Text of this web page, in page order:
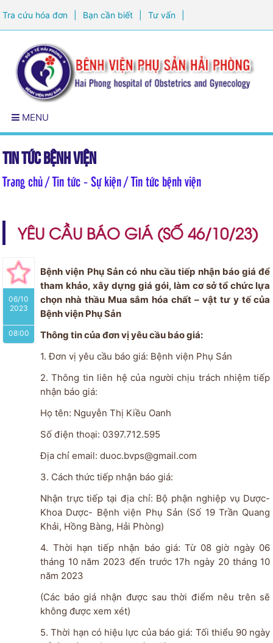
Tra cứu hóa đơn Bạn cần biết Tư vấn
Đăng ký khám sức khỏe
MENU
Tin tức bệnh viện
Trang chủ/ Tin tức - Sự kiện / Tin tức bệnh viện
YÊU CẦU BÁO GIÁ (SỐ 46/10/23)
06/10
2023
08:00
Bệnh viện Phụ Sản có nhu cầu tiếp nhận báo giá để
tham khảo, xây dựng giá gói, làm cơ sở tổ chức lựa
chọn nhà thầu Mua sắm hóa chất – vật tư y tế của
Bệnh viện Phụ Sản
Thông tin của đơn vị yêu cầu báo giá:
1. Đơn vị yêu cầu báo giá: Bệnh viện Phụ Sản
2. Thông tin liên hệ của người chịu trách nhiệm tiếp
nhận báo giá:
Họ tên: Nguyễn Thị Kiều Oanh
Số điện thoại: 0397.712.595
Địa chỉ email: duoc.bvps@gmail.com
3. Cách thức tiếp nhận báo giá:
Nhận trực tiếp tại địa chỉ: Bộ phận nghiệp vụ Dược-
Khoa Dược- Bệnh viện Phụ Sản (Số 19 Trần Quang
Khải, Hồng Bàng, Hải Phòng)
4. Thời hạn tiếp nhận báo giá: Từ 08 giờ ngày 06
tháng 10 năm 2023 đến trước 17h ngày 20 tháng 10
năm 2023
(Các báo giá nhận được sau thời điểm nêu trên sẽ
không được xem xét)
5.Thời hạn có hiệu lực của báo giá: Tối thiểu 90 ngày